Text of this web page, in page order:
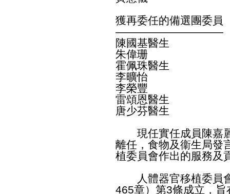
獲再委任的備選團委員
——————————
陳國基醫生
朱偉珊
霍佩珠醫生
李曠怡
李榮豐
雷頌恩醫生
唐少芬醫生
現任實任成員陳嘉麗
離任，食物及衞生局發
植委員會作出的服務及
人體器官移植委員會
465章）第3條成立，